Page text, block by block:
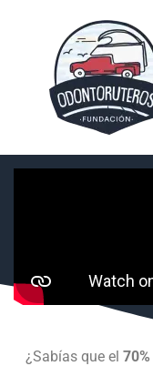
¿Sabías que el 70%